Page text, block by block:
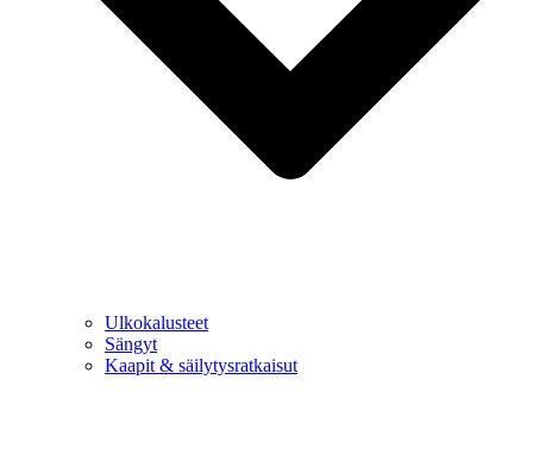
Ulkokalusteet
Sängyt
Kaapit & säilytysratkaisut